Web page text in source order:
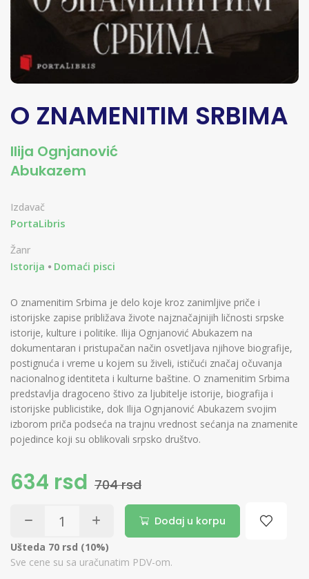
O ZNAMENITIM SRBIMA
Ilija Ognjanović
Abukazem
Izdavač
PortaLibris
Žanr
Istorija
Domaći pisci
O znamenitim Srbima je delo koje kroz zanimljive priče i
istorijske zapise približava živote najznačajnijih ličnosti srpske
istorije, kulture i politike. Ilija Ognjanović Abukazem na
dokumentaran i pristupačan način osvetljava njihove biografije,
postignuća i vreme u kojem su živeli, ističući značaj očuvanja
nacionalnog identiteta i kulturne baštine. O znamenitim Srbima
predstavlja dragoceno štivo za ljubitelje istorije, biografija i
istorijske publicistike, dok Ilija Ognjanović Abukazem svojim
izborom priča podseća na trajnu vrednost sećanja na znamenite
pojedince koji su oblikovali srpsko društvo.
634 rsd 704 rsd
Dodaj u korpu
Ušteda 70 rsd (10%)
Sve cene su sa uračunatim PDV-om.